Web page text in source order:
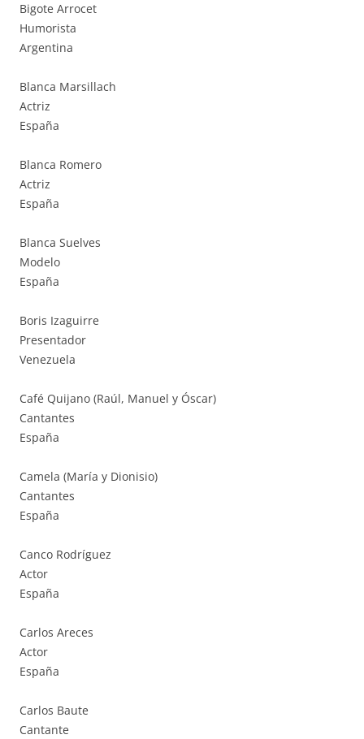
Bigote Arrocet
Humorista
Argentina
Blanca Marsillach
Actriz
España
Blanca Romero
Actriz
España
Blanca Suelves
Modelo
España
Boris Izaguirre
Presentador
Venezuela
Café Quijano (Raúl, Manuel y Óscar)
Cantantes
España
Camela (María y Dionisio)
Cantantes
España
Canco Rodríguez
Actor
España
Carlos Areces
Actor
España
Carlos Baute
Cantante